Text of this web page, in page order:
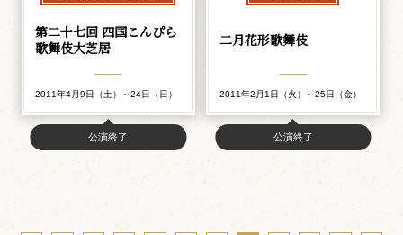
第二十七回 四国こんぴら
歌舞伎大芝居
2011年4月9日（土）～24日（日）
公演終了
二月花形歌舞伎
2011年2月1日（火）～25日（金）
公演終了